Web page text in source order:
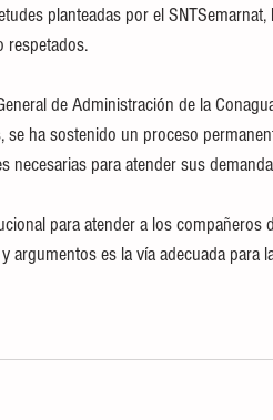
planteadas por el
respetados.
de Administración de la
ha sostenido un proceso
necesarias para atender sus
para atender a los compañeros
es la vía adecuada para